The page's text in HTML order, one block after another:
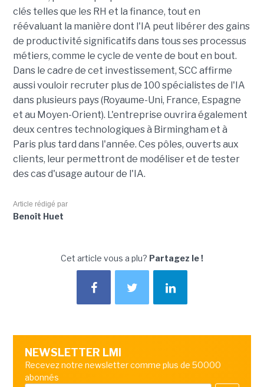
clés telles que les RH et la finance, tout en
réévaluant la manière dont l'IA peut libérer des gains
de productivité significatifs dans tous ses processus
métiers, comme le cycle de vente de bout en bout.
Dans le cadre de cet investissement, SCC affirme
aussi vouloir recruter plus de 100 spécialistes de l'IA
dans plusieurs pays (Royaume-Uni, France, Espagne
et au Moyen-Orient). L'entreprise ouvrira également
deux centres technologiques à Birmingham et à
Paris plus tard dans l'année. Ces pôles, ouverts aux
clients, leur permettront de modéliser et de tester
des cas d'usage autour de l'IA.
Article rédigé par
Benoît Huet
Cet article vous a plu? Partagez le !
NEWSLETTER LMI
Recevez notre newsletter comme plus de 50000
abonnés